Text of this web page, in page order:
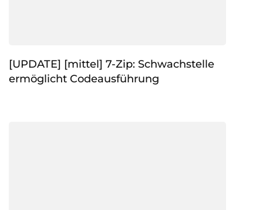
[UPDATE] [mittel] 7-Zip: Schwachstelle
ermöglicht Codeausführung